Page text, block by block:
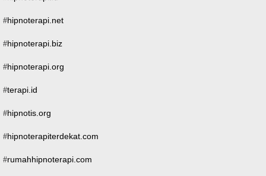
#hipnoterapi.net
#hipnoterapi.biz
#hipnoterapi.org
#terapi.id
#hipnotis.org
#hipnoterapiterdekat.com
#rumahhipnoterapi.com